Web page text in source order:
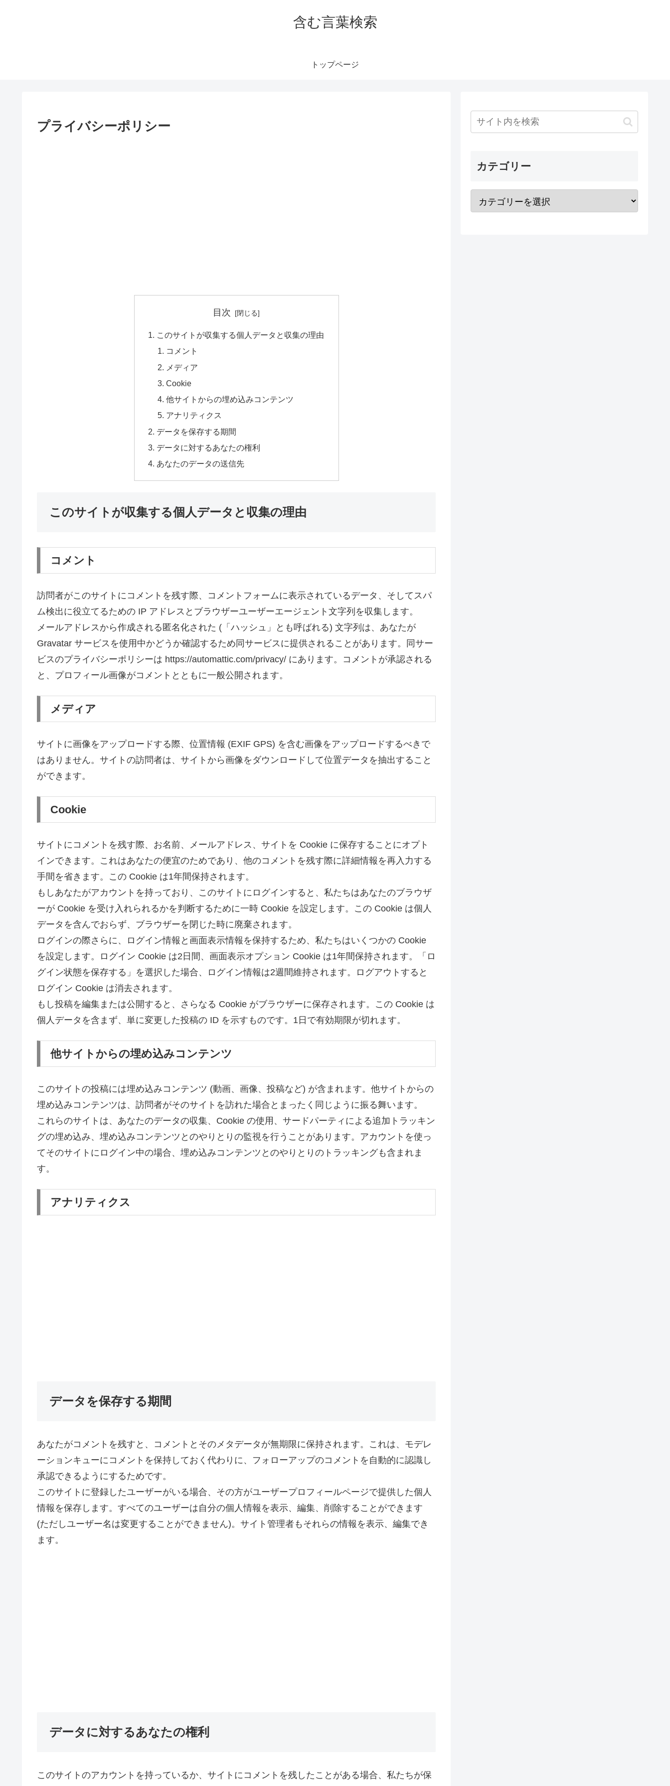
含む言葉検索
トップページ
プライバシーポリシー
目次
このサイトが収集する個人データと収集の理由
コメント
メディア
Cookie
他サイトからの埋め込みコンテンツ
アナリティクス
データを保存する期間
データに対するあなたの権利
あなたのデータの送信先
このサイトが収集する個人データと収集の理由
コメント
訪問者がこのサイトにコメントを残す際、コメントフォームに表示されているデータ、そしてスパ
ム検出に役立てるための IP アドレスとブラウザーユーザーエージェント文字列を収集します。
メールアドレスから作成される匿名化された (「ハッシュ」とも呼ばれる) 文字列は、あなたが
Gravatar サービスを使用中かどうか確認するため同サービスに提供されることがあります。同サー
ビスのプライバシーポリシーは https://automattic.com/privacy/ にあります。コメントが承認される
と、プロフィール画像がコメントとともに一般公開されます。
メディア
サイトに画像をアップロードする際、位置情報 (EXIF GPS) を含む画像をアップロードするべきで
はありません。サイトの訪問者は、サイトから画像をダウンロードして位置データを抽出すること
ができます。
Cookie
サイトにコメントを残す際、お名前、メールアドレス、サイトを Cookie に保存することにオプト
インできます。これはあなたの便宜のためであり、他のコメントを残す際に詳細情報を再入力する
手間を省きます。この Cookie は1年間保持されます。
もしあなたがアカウントを持っており、このサイトにログインすると、私たちはあなたのブラウザ
ーが Cookie を受け入れられるかを判断するために一時 Cookie を設定します。この Cookie は個人
データを含んでおらず、ブラウザーを閉じた時に廃棄されます。
ログインの際さらに、ログイン情報と画面表示情報を保持するため、私たちはいくつかの Cookie
を設定します。ログイン Cookie は2日間、画面表示オプション Cookie は1年間保持されます。「ロ
グイン状態を保存する」を選択した場合、ログイン情報は2週間維持されます。ログアウトすると
ログイン Cookie は消去されます。
もし投稿を編集または公開すると、さらなる Cookie がブラウザーに保存されます。この Cookie は
個人データを含まず、単に変更した投稿の ID を示すものです。1日で有効期限が切れます。
他サイトからの埋め込みコンテンツ
このサイトの投稿には埋め込みコンテンツ (動画、画像、投稿など) が含まれます。他サイトからの
埋め込みコンテンツは、訪問者がそのサイトを訪れた場合とまったく同じように振る舞います。
これらのサイトは、あなたのデータの収集、Cookie の使用、サードパーティによる追加トラッキン
グの埋め込み、埋め込みコンテンツとのやりとりの監視を行うことがあります。アカウントを使っ
てそのサイトにログイン中の場合、埋め込みコンテンツとのやりとりのトラッキングも含まれま
す。
アナリティクス
データを保存する期間
あなたがコメントを残すと、コメントとそのメタデータが無期限に保持されます。これは、モデレ
ーションキューにコメントを保持しておく代わりに、フォローアップのコメントを自動的に認識し
承認できるようにするためです。
このサイトに登録したユーザーがいる場合、その方がユーザープロフィールページで提供した個人
情報を保存します。すべてのユーザーは自分の個人情報を表示、編集、削除することができます
(ただしユーザー名は変更することができません)。サイト管理者もそれらの情報を表示、編集でき
ます。
データに対するあなたの権利
このサイトのアカウントを持っているか、サイトにコメントを残したことがある場合、私たちが保
カテゴリー